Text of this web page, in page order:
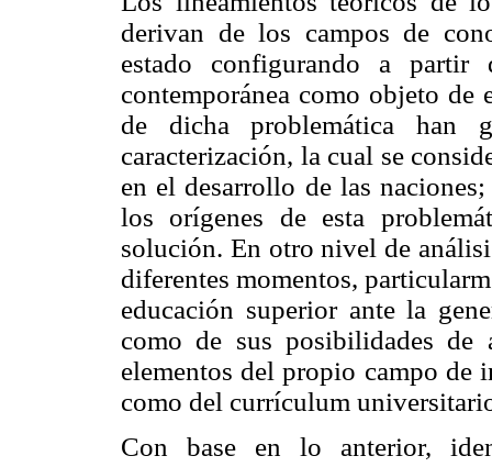
derivan de los campos de
estado configurando a partir
contemporánea como objeto de
de dicha problemática
caracterización, la cual se
en el desarrollo de las
los orígenes de esta
solución. En otro nivel de
diferentes momentos,
educación superior ante la
como de sus posibilidades de
elementos del propio campo de
como del currículum
Con base en lo anterior,